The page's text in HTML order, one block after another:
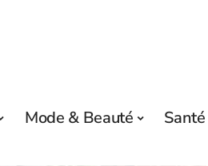
Mode & Beauté Santé